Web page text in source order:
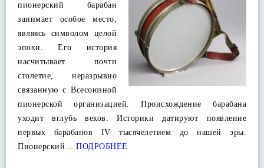
пионерский барабан
занимает особое место,
являясь символом целой
эпохи. Его история
насчитывает почти
столетие, неразрывно
связанную с Всесоюзной
пионерской организацией. Происхождение барабана
уходит вглубь веков. Историки датируют появление
первых барабанов IV тысячелетием до нашей эры.
Пионерский… ПОДРОБНЕЕ